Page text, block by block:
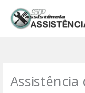
para
Assistência